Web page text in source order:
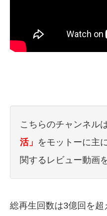
こちらのチャンネル
活」 をモットーに主
関するレビュー動画
総再生回数は3億回を超